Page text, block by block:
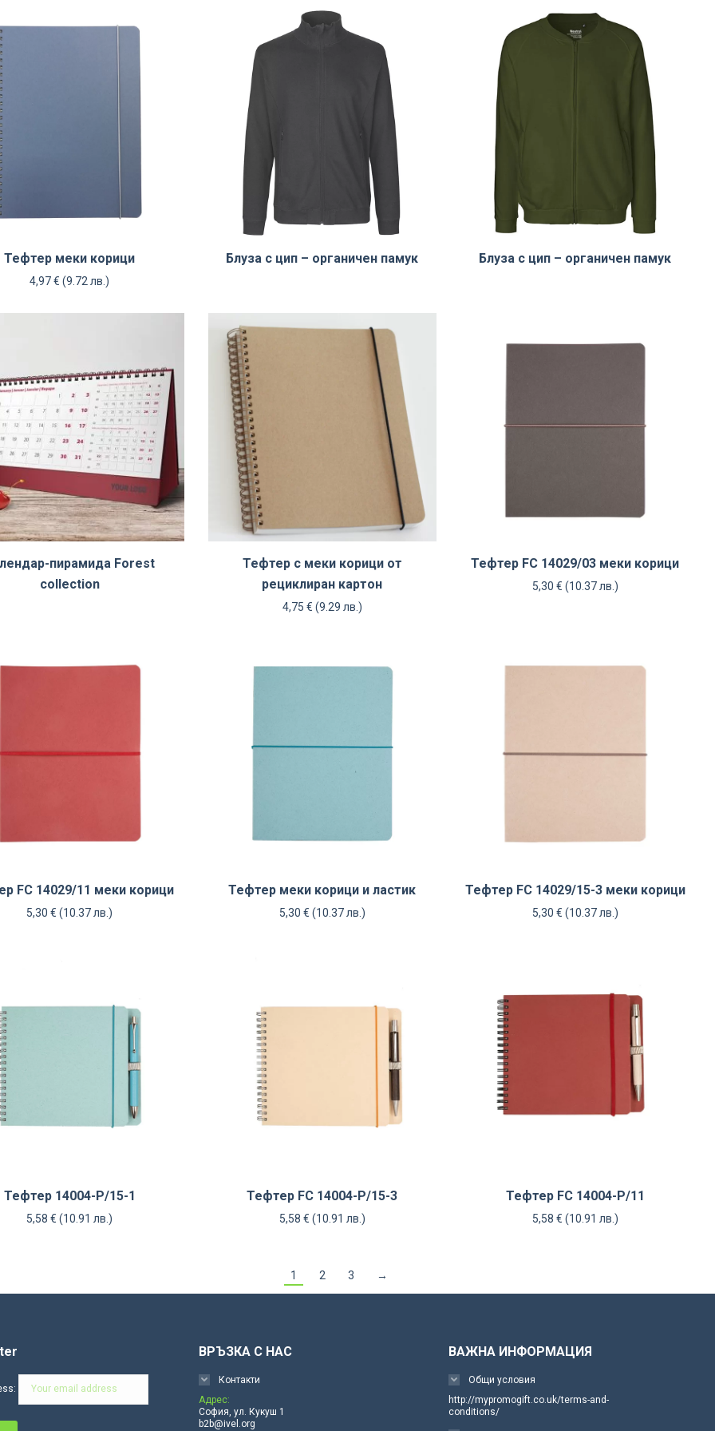
Тефтер меки корици
4,97€ (9.72 лв.)
Блуза с цип – органичен памук Блуза с цип – органичен памук
пирамида Forest
collection
Тефтер с меки корици от
рециклиран картон
4,75 € (9.29 лв.)
Тефтер FC 14029/03 меки корици
5,30 € (10.37 лв.)
FC 14029/11 меки корици
5,30€ (10.37 лв.)
Тефтер меки корици и ластик
5,30 € (10.37 лв.)
Тефтер FC 14029/15-3 меки корици
5,30 € (10.37 лв.)
Тефтер 14004-P/15-1
5,58€ (10.91 лв.)
Тефтер FC 14004-P/15-3
5,58 € (10.91 лв.)
Тефтер FC 14004-P/11
5,58 € (10.91 лв.)
1 2 3 →
ВРЪЗКА С НАС
Контакти
Адрес:
София, ул. Кукуш 1
b2b@ivel.org
ВАЖНА ИНФОРМАЦИЯ
Общи условия
http://mypromogift.co.uk/terms-and-
conditions/